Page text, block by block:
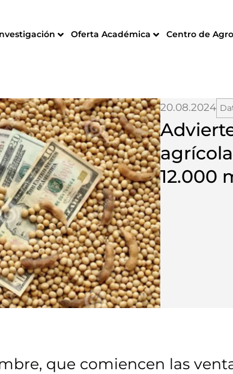
Oferta Académica Centro de
20.08.2024
12.000
que comiencen las